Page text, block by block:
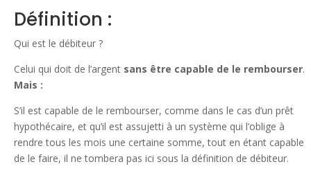
Définition :
Qui est le débiteur ?
Celui qui doit de l’argent sans être capable de le rembourser.
Mais :
S’il est capable de le rembourser, comme dans le cas d’un prêt
hypothécaire, et qu’il est assujetti à un système qui l’oblige à
rendre tous les mois une certaine somme, tout en étant capable
de le faire, il ne tombera pas ici sous la définition de débiteur.